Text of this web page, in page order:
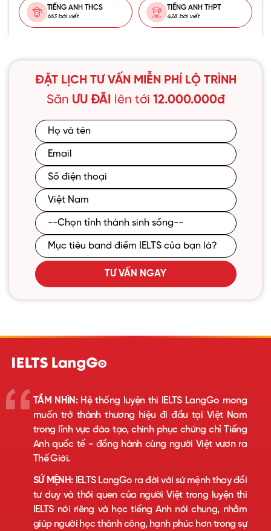
TIẾNG ANH THCS
663 bài viết
TIẾNG ANH THPT
428 bài viết
ĐẶT LỊCH TƯ VẤN MIỄN PHÍ LỘ TRÌNH
Săn ƯU ĐÃI lên tới 12.000.000đ
TƯ VẤN NGAY
TẦM NHÌN:Hệ thống luyện thi IELTS LangGo mong
muốn trở thành thương hiệu đi đầu tại Việt Nam
trong lĩnh vực đào tạo, chinh phục chứng chỉ Tiếng
Anh quốc tế - đồng hành cùng người Việt vươn ra
Thế Giới.
SỨ MỆNH:IELTS LangGo ra đời với sứ mệnh thay đổi
tư duy và thói quen của người Việt trong luyện thi
IELTS nói riêng và học tiếng Anh nói chung, nhằm
giúp người học thành công, hạnh phúc hơn trong sự